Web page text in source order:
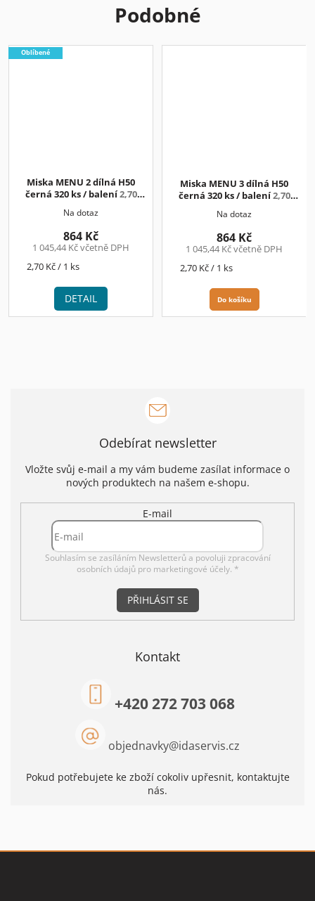
Podobné
Oblíbené
Miska MENU 2 dílná H50
černá 320 ks / balení2,70
Na dotaz
1 045,44 Kč včetně DPH
864 Kč
Měrná
2,70 Kč / 1 ks
DETAIL
Miska MENU 3 dílná H50
černá 320 ks / balení2,70
Na dotaz
1 045,44 Kč včetně DPH
864 Kč
Měrná
2,70 Kč / 1 ks
Do košíku
Odebírat newsletter
Vložte svůj e-mail a my vám budeme zasílat informace o
nových produktech na našem e-shopu.
E-mail
Souhlasím se zasíláním Newsletterů a povoluji zpracování
osobních údajů pro marketingové účely. *
PŘIHLÁSIT SE
Kontakt
objednavky@idaservis.cz
+420 272 703 068
Pokud potřebujete ke zboží cokoliv upřesnit, kontaktujte
nás.
Z